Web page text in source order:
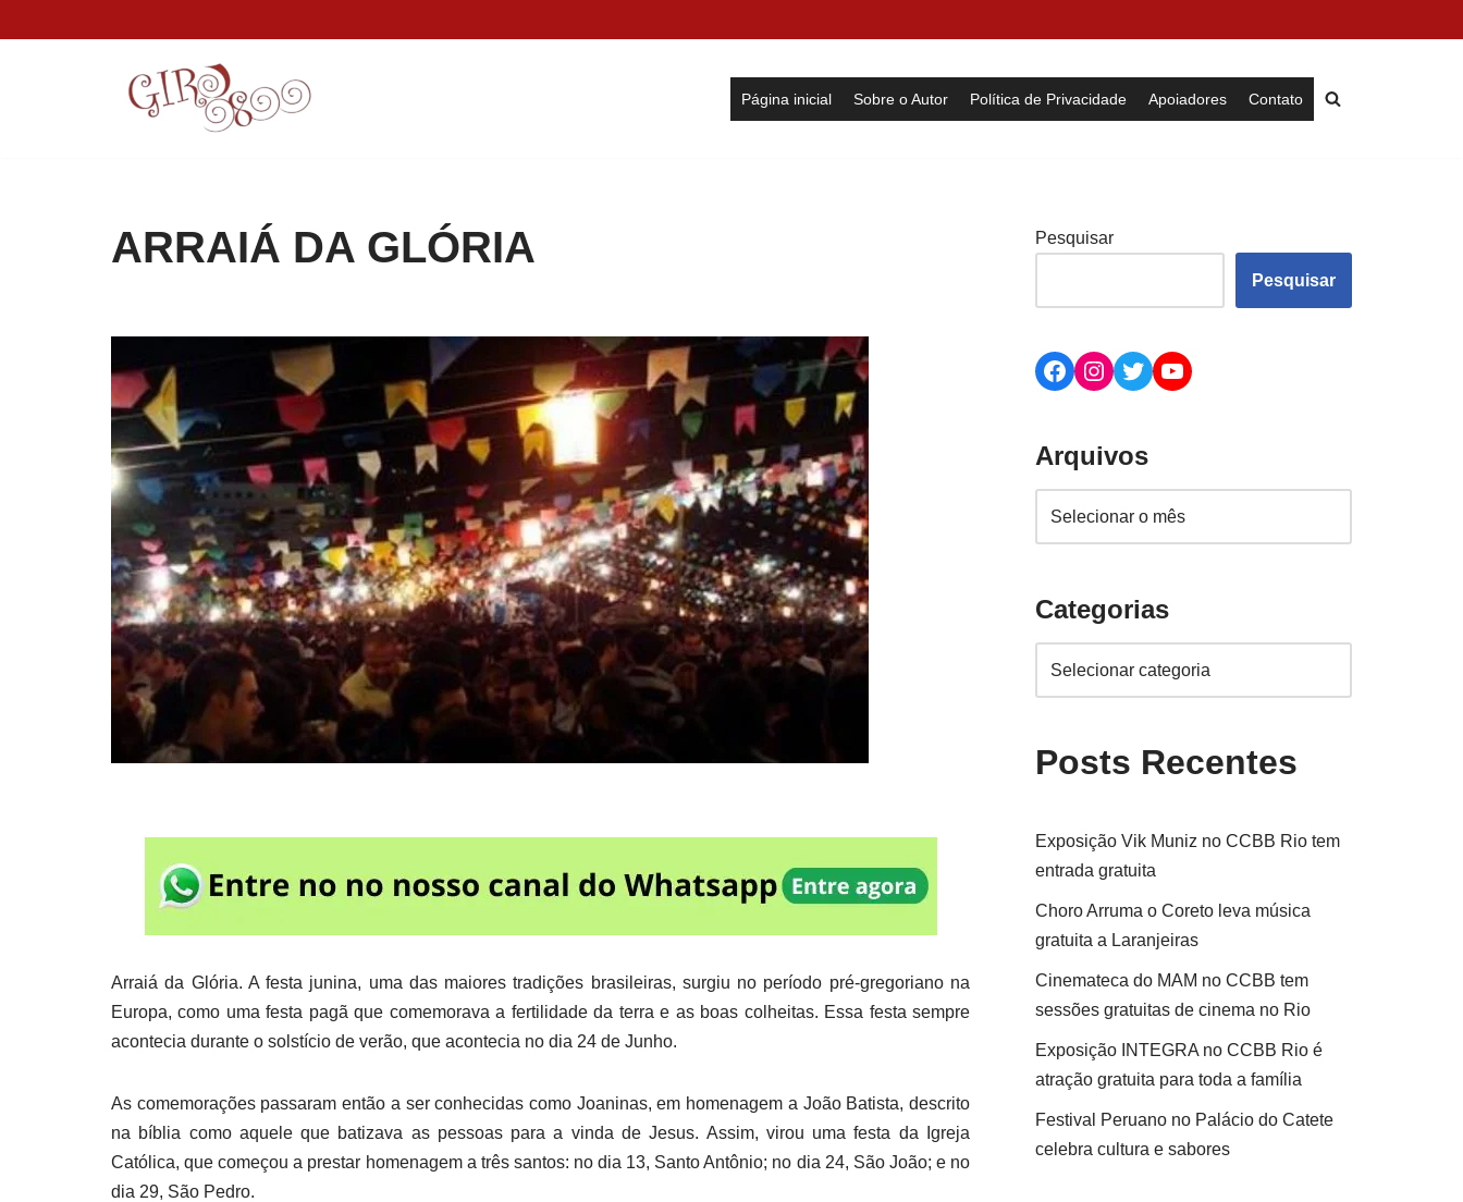
Página inicial Sobre o Autor Política de Privacidade Apoiadores Contato
ARRAIÁ DA GLÓRIA
Arraiá da Glória. A festa junina, uma das maiores tradições brasileiras, surgiu no período pré-gregoriano na
Europa, como uma festa pagã que comemorava a fertilidade da terra e as boas colheitas. Essa festa sempre
acontecia durante o solstício de verão, que acontecia no dia 24 de Junho.
As comemorações passaram então a ser conhecidas como Joaninas, em homenagem a João Batista, descrito
na bíblia como aquele que batizava as pessoas para a vinda de Jesus. Assim, virou uma festa da Igreja
Católica, que começou a prestar homenagem a três santos: no dia 13, Santo Antônio; no dia 24, São João; e no
dia 29, São Pedro.
Pesquisar
Pesquisar
Arquivos
Categorias
Posts Recentes
Exposição Vik Muniz no CCBB Rio tem
entrada gratuita
Choro Arruma o Coreto leva música
gratuita a Laranjeiras
Cinemateca do MAM no CCBB tem
sessões gratuitas de cinema no Rio
Exposição INTEGRA no CCBB Rio é
atração gratuita para toda a família
Festival Peruano no Palácio do Catete
celebra cultura e sabores